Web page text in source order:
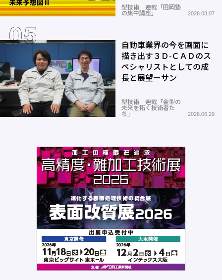
型技術 連載「田岡塾
の集中講座」
2026.08.07
自動車業界の今を画面に
描き出す３Ｄ-ＣＡＤのス
ペシャリストとしての成
長と展望ーサン
型技術 連載「金型の
未来を拓く技術者た
ち」
2026.06.29